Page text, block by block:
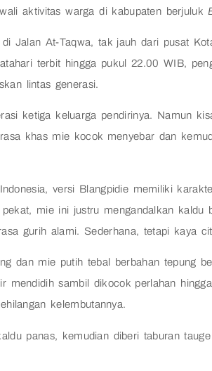
aktivitas warga di kabupaten berjuluk
Jalan At-Taqwa, tak jauh dari pusat
terbit hingga pukul 22.00 WIB,
lintas generasi.
ketiga keluarga pendirinya. Namun
khas mie kocok menyebar dan
versi Blangpidie memiliki
mie ini justru mengandalkan kaldu
gurih alami. Sederhana, tetapi kaya
dan mie putih tebal berbahan tepung
mendidih sambil dikocok perlahan
kelembutannya.
panas, kemudian diberi taburan